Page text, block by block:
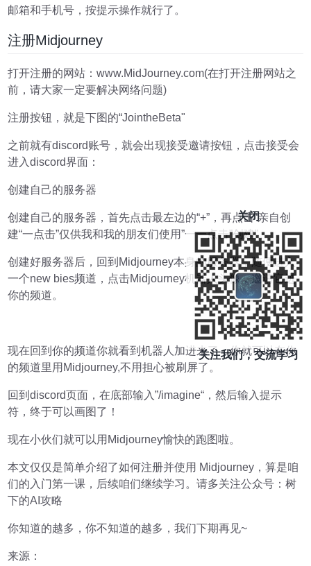
邮箱和手机号，按提示操作就行了。
注册Midjourney
打开注册的网站：www.MidJourney.com(在打开注册网站之
前，请大家一定要解决网络问题)
注册按钮，就是下图的“JointheBeta"
之前就有discord账号，就会出现接受邀请按钮，点击接受会
进入discord界面：
创建自己的服务器
创建自己的服务器，首先点击最左边的“+”，再点击“亲自创
建“一点击”仅供我和我的朋友们使用”一一点击”创建”。
创建好服务器后，回到Midjourney本身的服务器，随便进入
一个new bies频道，点击Midjourney机器人头像，邀请它进
你的频道。
现在回到你的频道你就看到机器人加进来了，你就可以在你
的频道里用Midjourney,不用担心被刷屏了。
回到discord页面，在底部输入”/imagine“，然后输入提示
符，终于可以画图了！
现在小伙们就可以用Midjourney愉快的跑图啦。
本文仅仅是简单介绍了如何注册并使用 Midjourney，算是咱
们的入门第一课，后续咱们继续学习。请多关注公众号：树
下的AI攻略
你知道的越多，你不知道的越多，我们下期再见~
来源：
关闭
关注我们，交流学习